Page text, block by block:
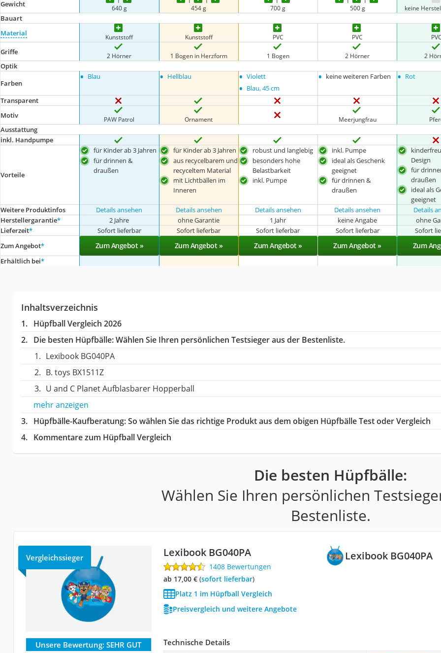
Gewicht 640 g 454 g 700 g 500 g keine
Bauart
Material
Kunststoff Kunststoff PVC PVC PVC
Griffe 2 Hörner 1 Bogen in Herzform 1 Bogen 2 Hörner 2
Optik
Farben
• Blau • Hellblau • Violett
• Blau, 45 cm
• keine weiteren Farben • Rot
Transparent
Motiv
PAW Patrol Ornament Meerjungfrau
Ausstattung
inkl. Handpumpe
Vorteile
für Kinder ab 3 Jahren
für drinnen &
draußen
für Kinder ab 3 Jahren
aus recycelbarem und
recyceltem Material
mit Lichtbällen im
Inneren
robust und langlebig
besonders hohe
Belastbarkeit
inkl. Pumpe
inkl. Pumpe
ideal als Geschenk
geeignet
für drinnen &
draußen
Design
für
draußen
ideal als
geeignet
Weitere Produktinfos Details ansehen Details ansehen Details ansehen Details ansehen Details
Herstellergarantie* 2 Jahre ohne Garantie 1 Jahr keine Angabe ohne
Lieferzeit* Sofort lieferbar Sofort lieferbar Sofort lieferbar Sofort lieferbar Sofort
Zum Angebot* Zum Angebot » Zum Angebot » Zum Angebot » Zum Angebot » Zum
Erhältlich bei*
Inhaltsverzeichnis
Hüpfball Vergleich 2026
Die besten Hüpfbälle:Wählen Sie Ihren persönlichen Testsieger aus der Bestenliste.
Lexibook BG040PA
B. toys BX1511Z
U and C Planet Aufblasbarer Hopperball
mehr anzeigen
Hüpfbälle-Kaufberatung: So wählen Sie das richtige Produkt aus dem obigen Hüpfbälle Test oder Vergleich
Kommentare zum Hüpfball Vergleich
Die besten Hüpfbälle:
Wählen Sie Ihren persönlichen
Bestenliste.
Lexibook BG040PA
Vergleichssieger Lexibook BG040PA
1408 Bewertungen
ab 17,00 €( Sofort lieferbar)
Platz 1 im Hüpfball Vergleich
Preisvergleich und weitere Angebote
Unsere Bewertung: SEHR GUT
Technische Details